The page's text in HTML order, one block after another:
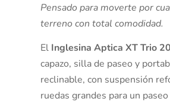
Pensado para moverte por
terreno con total comodidad.
El Inglesina Aptica XT Trio
capazo, silla de paseo y
reclinable, con suspensión
ruedas grandes para un